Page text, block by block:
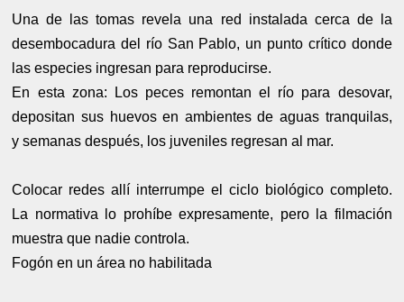
Una de las tomas revela una red instalada cerca de la
desembocadura del río San Pablo, un punto crítico donde
las especies ingresan para reproducirse.
En esta zona:
Los peces remontan el río para desovar,
depositan sus huevos en ambientes de aguas tranquilas,
y semanas después, los juveniles regresan al mar.
Colocar redes allí interrumpe el ciclo biológico completo.
La normativa lo prohíbe expresamente, pero la filmación
muestra que nadie controla.
Fogón en un área no habilitada